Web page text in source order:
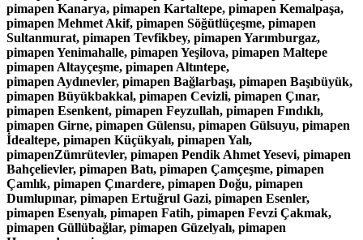
pimapen Kanarya, pimapen Kartaltepe, pimapen Kemalpaşa,
pimapen Mehmet Akif, pimapen Söğütlüçeşme, pimapen
Sultanmurat, pimapen Tevfikbey, pimapen Yarımburgaz,
pimapen Yenimahalle, pimapen Yeşilova, pimapen Maltepe
pimapen Altayçeşme, pimapen Altıntepe,
pimapen Aydınevler, pimapen Bağlarbaşı, pimapen Başıbüyük,
pimapen Büyükbakkal, pimapen Cevizli, pimapen Çınar,
pimapen Esenkent, pimapen Feyzullah, pimapen Fındıklı,
pimapen Girne, pimapen Gülensu, pimapen Gülsuyu, pimapen
İdealtepe, pimapen Küçükyalı, pimapen Yalı,
pimapenZümrütevler, pimapen Pendik Ahmet Yesevi, pimapen
Bahçelievler, pimapen Batı, pimapen Çamçeşme, pimapen
Çamlık, pimapen Çınardere, pimapen Doğu, pimapen
Dumlupınar, pimapen Ertuğrul Gazi, pimapen Esenler,
pimapen Esenyalı, pimapen Fatih, pimapen Fevzi Çakmak,
pimapen Güllübağlar, pimapen Güzelyalı, pimapen